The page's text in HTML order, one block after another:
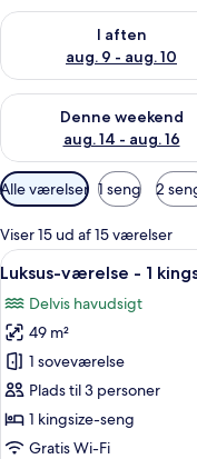
I aften
aug. 9 - aug. 10
Tjek tilgængelighed for i
Denne weekend
aug. 14 - aug. 16
Tjek tilgængelighed for
Tilgængelige
filtre
for
værelser
Alle værelser 1 seng 2
Viser 15 ud af 15 værelser
Indlæs
alle
billeder
af
Luksus-
værelse
-
1
8
Luksus-værelse - 1
Delvis havudsigt
49 m²
1 soveværelse
Plads til 3 personer
1 kingsize-seng
Gratis Wi-Fi